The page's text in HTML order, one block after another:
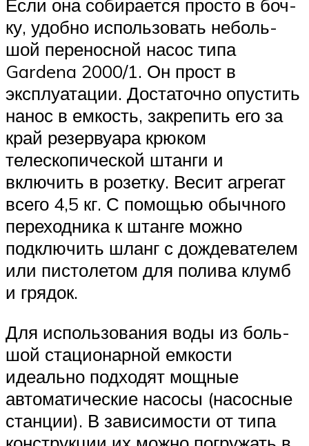
Если она собирается просто в боч­
ку, удобно использовать неболь­
шой переносной насос типа
Gardena 2000/1. Он прост в
эксплуатации. До­статочно опустить
нанос в емкость, закрепить его за
край резервуа­ра крюком
телескопической штанги и
включить в розетку. Весит агрегат
всего 4,5 кг. С помощью обычного
пе­реходника к штанге можно
подклю­чить шланг с дождевателем
или писто­летом для полива клумб
и грядок.
Для использования воды из боль­
шой стационарной емкости
идеаль­но подходят мощные
автоматические насосы (насосные
станции). В зависи­мости от типа